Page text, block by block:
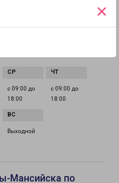
×
с 09:00 до
18:00
с 09:00 до
18:00
Выходной
Мансийска по